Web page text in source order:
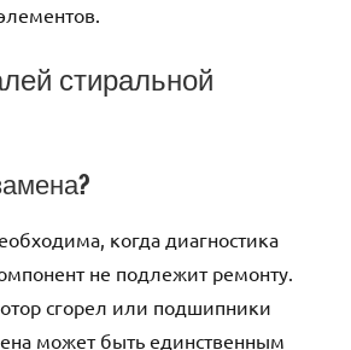
стиральной
когда диагностика
не подлежит ремонту.
сгорел или подшипники
может быть единственным